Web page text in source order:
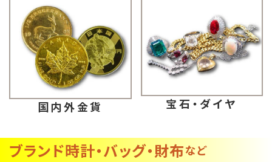
国内外金貨 宝石・ダイヤ
ブランド時計・バッグ・財布など